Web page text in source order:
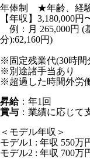
年俸制 ★年齢、経
【年収】3,180,000
例：月 265,000円 (
分):62,160円)
※固定残業代(30時間
※別途諸手当あり
※超過した時間外労
昇給：年1回
賞与 ：業績に応じて
＜モデル年収＞
モデル1 : 年収 550万
モデル2 : 年収 700万